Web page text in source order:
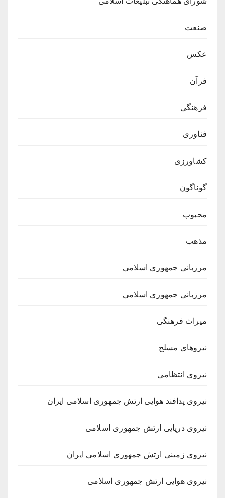
صنعت
عکس
فرآن
فرهنگی
فناوری
کشاورزی
گوناگون
محبوب
مذهب
مرزبانی جمهوری اسلامی
مرزبانی جمهوری اسلامی
میراث فرهنگی
نیروهای مسلح
نیروی انتظامی
نیروی پدافند هوایی ارتش جمهوری اسلامی ایران
نیروی دریایی ارتش جمهوری اسلامی
نیروی زمینی ارتش جمهوری اسلامی ایران
نیروی هوایی ارتش جمهوری اسلامی